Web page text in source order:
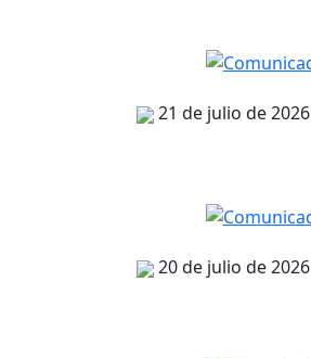
21 de julio de 2026
20 de julio de 2026